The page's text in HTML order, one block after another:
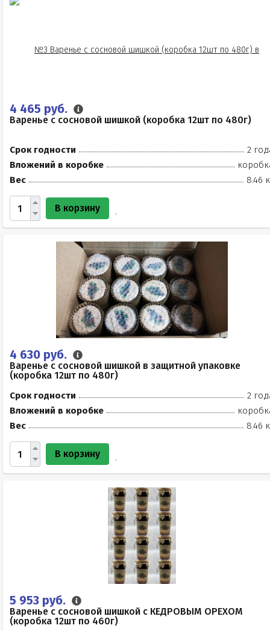
4 465 руб.
Варенье с сосновой шишкой (коробка 12шт по 480г)
Срок годности
2
Вложений в коробке
Вес
8.46
В корзину
4 630 руб.
Варенье с сосновой шишкой в защитной упаковке
(коробка 12шт по 480г)
Срок годности
2
Вложений в коробке
Вес
8.46
В корзину
5 953 руб.
Варенье с сосновой шишкой с КЕДРОВЫМ ОРЕХОМ
(коробка 12шт по 460г)